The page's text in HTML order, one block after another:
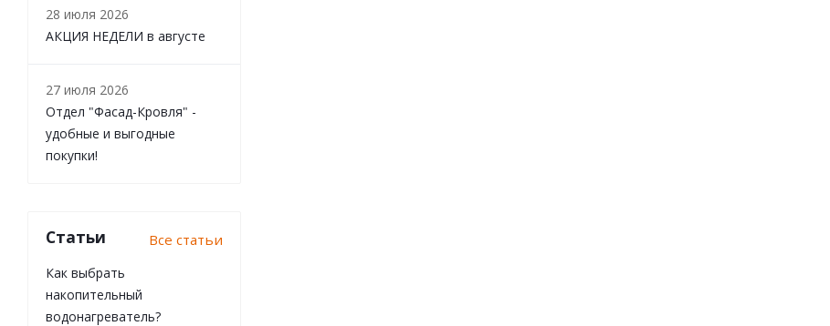
28 июля 2026
АКЦИЯ НЕДЕЛИ в августе
27 июля 2026
Отдел "Фасад-Кровля" -
удобные и выгодные
покупки!
Статьи Все статьи
Как выбрать
накопительный
водонагреватель?